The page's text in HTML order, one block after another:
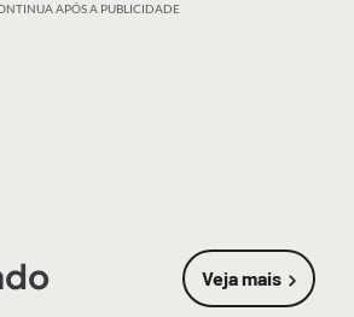
APÓS A PUBLICIDADE
Veja mais
sobre